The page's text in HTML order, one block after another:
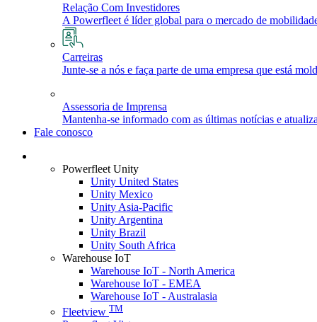
Relação Com Investidores
A Powerfleet é líder global para o mercado de
Carreiras
Junte-se a nós e faça parte de uma empresa que está
Assessoria de Imprensa
Mantenha-se informado com as últimas notícias e
Fale conosco
Powerfleet Unity
Unity United States
Unity Mexico
Unity Asia-Pacific
Unity Argentina
Unity Brazil
Unity South Africa
Warehouse IoT
Warehouse IoT - North America
Warehouse IoT - EMEA
Warehouse IoT - Australasia
Fleetview TM